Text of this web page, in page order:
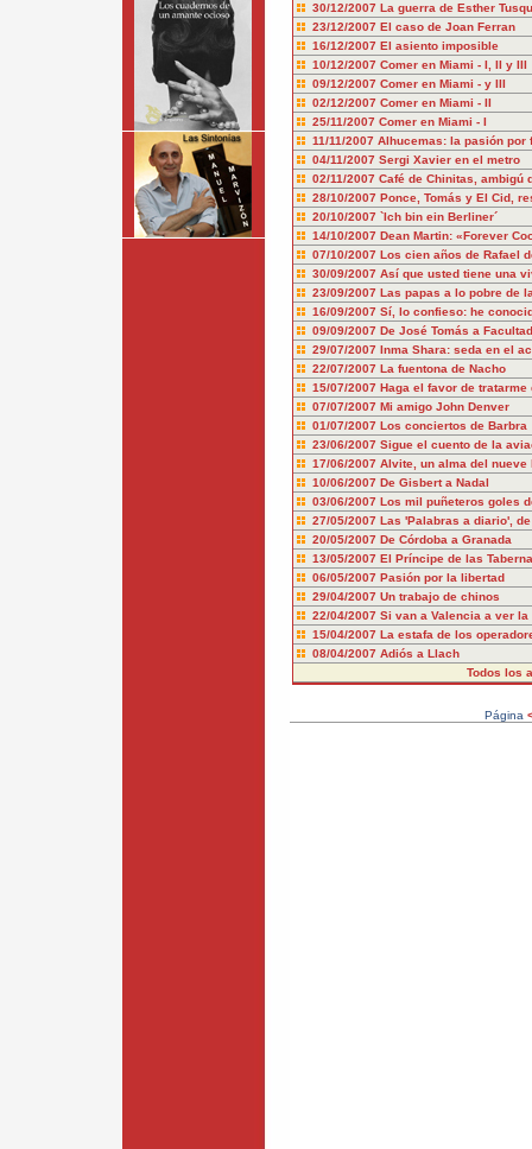
30/12/2007 La guerra de Esther
23/12/2007 El caso de Joan Ferran
16/12/2007 El asiento imposible
10/12/2007 Comer en Miami - I, II y III
09/12/2007 Comer en Miami - y III
02/12/2007 Comer en Miami - II
25/11/2007 Comer en Miami - I
11/11/2007 Alhucemas: la pasión por
04/11/2007 Sergi Xavier en el metro
02/11/2007 Café de Chinitas, ambigú
28/10/2007 Ponce, Tomás y El Cid,
20/10/2007 `Ich bin ein Berliner´
14/10/2007 Dean Martin: «Forever
07/10/2007 Los cien años de Rafael
30/09/2007 Así que usted tiene una
23/09/2007 Las papas a lo pobre de
16/09/2007 Sí, lo confieso: he
09/09/2007 De José Tomás a
29/07/2007 Inma Shara: seda en el
22/07/2007 La fuentona de Nacho
15/07/2007 Haga el favor de tratarme
07/07/2007 Mi amigo John Denver
01/07/2007 Los conciertos de Barbra
23/06/2007 Sigue el cuento de la
17/06/2007 Alvite, un alma del nueve
10/06/2007 De Gisbert a Nadal
03/06/2007 Los mil puñeteros goles
27/05/2007 Las 'Palabras a diario',
20/05/2007 De Córdoba a Granada
13/05/2007 El Príncipe de las
06/05/2007 Pasión por la libertad
29/04/2007 Un trabajo de chinos
22/04/2007 Si van a Valencia a ver la
15/04/2007 La estafa de los
08/04/2007 Adiós a Llach
Todos los
Página